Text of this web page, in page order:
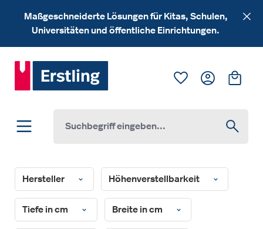
Zum Hauptinhalt springen
Maßgeschneiderte Lösungen für Kitas, Schulen,
Universitäten und öffentliche Einrichtungen.
Du hast 0
Hersteller Höhenverstellbarkeit
Tiefe in cm Breite in cm